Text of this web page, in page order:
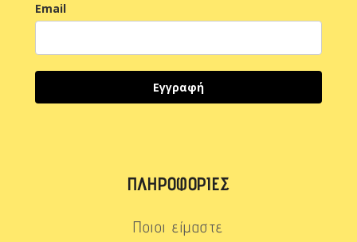
Email
Εγγραφή
ΠΛΗΡΟΦΟΡΊΕΣ
Ποιοι είμαστε